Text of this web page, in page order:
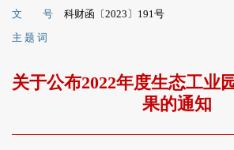
文 号
科财函〔2023〕191号
主 题 词
关于公布2022年度生态工业
果的通知